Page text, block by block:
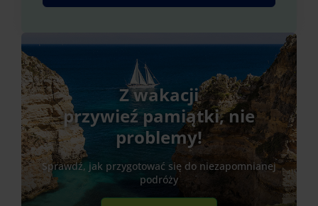
Z wakacji
przywieź pamiątki, nie
problemy!
Sprawdź, jak przygotować się do niezapomnianej
podróży